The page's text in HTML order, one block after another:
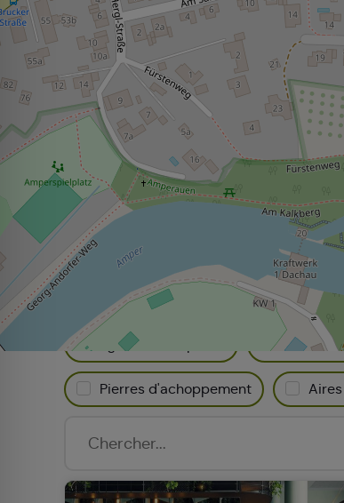
Tout ce qui concerne
Filtrez votre recherche :
Points de vue Sélection
Appartements de vacances
Églises & chapelles Art dans
Pierres d'achoppement